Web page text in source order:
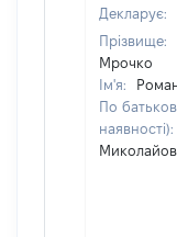
Декларує:
Прізвище:
Мрочко
Ім'я:
По
наявності):